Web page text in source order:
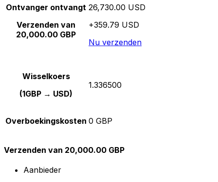
Ontvanger ontvangt
Verzenden van
20,000.00 GBP
26,730.00 USD
+359.79 USD
Nu verzenden
Wisselkoers
(1GBP → USD)
1.336500
Overboekingskosten 0 GBP
Verzenden van 20,000.00 GBP
Aanbieder